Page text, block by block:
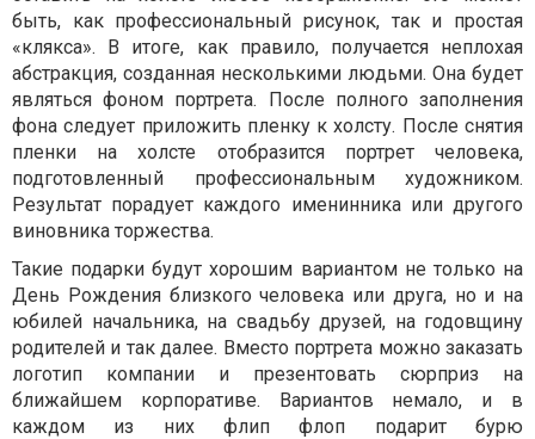
быть, как профессиональный рисунок, так и простая
«клякса». В итоге, как правило, получается неплохая
абстракция, созданная несколькими людьми. Она будет
являться фоном портрета. После полного заполнения
фона следует приложить пленку к холсту. После снятия
пленки на холсте отобразится портрет человека,
подготовленный профессиональным художником.
Результат порадует каждого именинника или другого
виновника торжества.
Такие подарки будут хорошим вариантом не только на
День Рождения близкого человека или друга, но и на
юбилей начальника, на свадьбу друзей, на годовщину
родителей и так далее. Вместо портрета можно заказать
логотип компании и презентовать сюрприз на
ближайшем корпоративе. Вариантов немало, и в
каждом из них флип флоп подарит бурю